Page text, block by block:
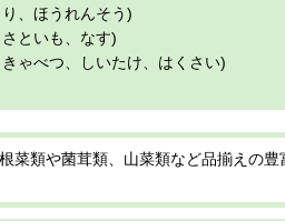
、ほうれんそう)
といも、なす)
ゃべつ、しいたけ、はくさい)
菜類や菌茸類、山菜類など品揃えの